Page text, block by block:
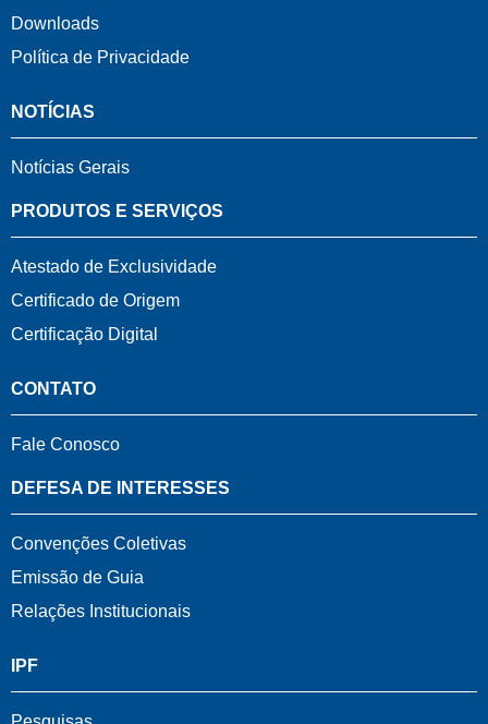
Downloads
Política de Privacidade
NOTÍCIAS
Notícias Gerais
PRODUTOS E SERVIÇOS
Atestado de Exclusividade
Certificado de Origem
Certificação Digital
CONTATO
Fale Conosco
DEFESA DE INTERESSES
Convenções Coletivas
Emissão de Guia
Relações Institucionais
IPF